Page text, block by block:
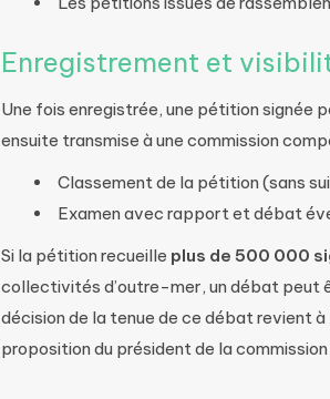
Enregistrement et
Une fois enregistrée, une pétition signée
ensuite transmise à une commission
Classement de la pétition (sans
Examen avec rapport et débat
Si la pétition recueille plus de 500 000
collectivités d’outre-mer, un débat peut
décision de la tenue de ce débat revient
proposition du président de la